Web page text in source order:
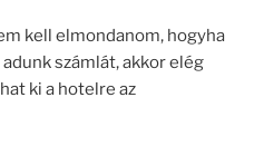
kell elmondanom, hogyha
számlát, akkor elég
ki a hotelre az